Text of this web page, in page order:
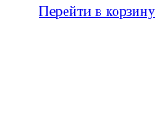
Перейти в корзину